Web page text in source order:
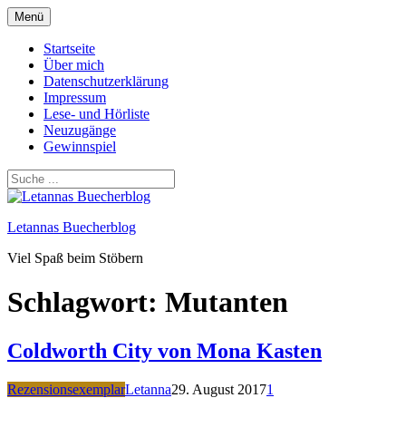
Zum
Inhalt
springen
Menü
Startseite
Über mich
Datenschutzerklärung
Impressum
Lese- und Hörliste
Neuzugänge
Gewinnspiel
Letannas Buecherblog
Viel Spaß beim Stöbern
Schlagwort: Mutanten
Coldworth City von Mona Kasten
RezensionsexemplarLetanna29. August 20171